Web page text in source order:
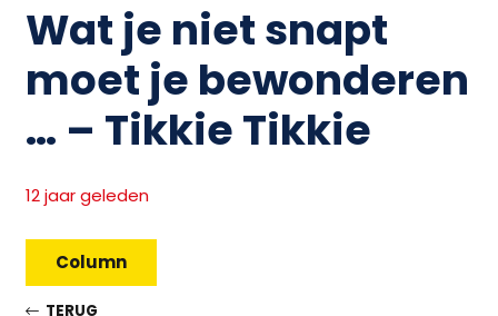
Wat je niet snapt
moet je bewonderen
… – Tikkie Tikkie
12 jaar geleden
Column
TERUG